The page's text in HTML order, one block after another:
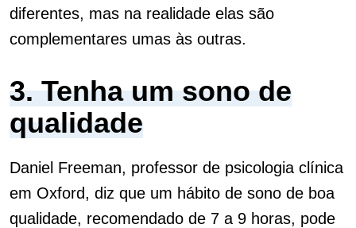
diferentes, mas na realidade elas são
complementares umas às outras.
3. Tenha um sono de
qualidade
Daniel Freeman, professor de psicologia clínica
em Oxford, diz que um hábito de sono de boa
qualidade, recomendado de 7 a 9 horas, pode